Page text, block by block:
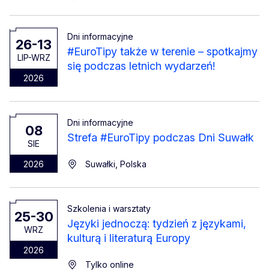
26-13
LIP-WRZ
2026
Dni informacyjne
#EuroTipy także w terenie – spotkajmy
się podczas letnich wydarzeń!
08
SIE
2026
Dni informacyjne
Strefa #EuroTipy podczas Dni Suwałk
Suwałki, Polska
25-30
WRZ
2026
Szkolenia i warsztaty
Języki jednoczą: tydzień z językami,
kulturą i literaturą Europy
Tylko online